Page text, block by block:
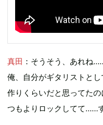
真田 ：そうそう、あれね
俺、自分がギタリストと
作りくらいだと思ってた
つもよりロックしてて……